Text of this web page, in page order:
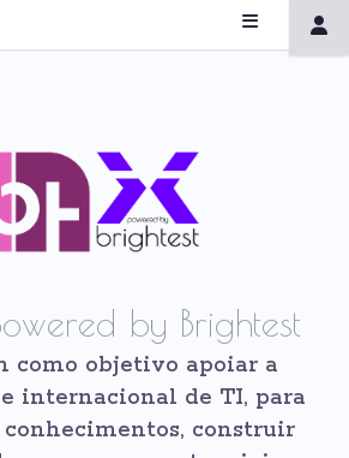
by Brightest
como objetivo apoiar a
internacional de TI, para
construir